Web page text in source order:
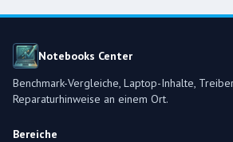
Notebooks Center
Benchmark-Vergleiche, Laptop-Inhalte,
Reparaturhinweise an einem Ort.
Bereiche